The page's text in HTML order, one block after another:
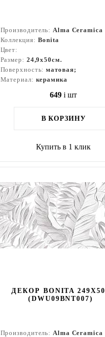
Производитель:Alma Ceramica
Коллекция: Bonita
Цвет:
Размер: 24,9x50см.
Поверхность:матовая;
Материал: керамика
649 i шт
В КОРЗИНУ
Купить в 1 клик
ДЕКОР BONITA
(DWU09BNT007)
Производитель:Alma Ceramica